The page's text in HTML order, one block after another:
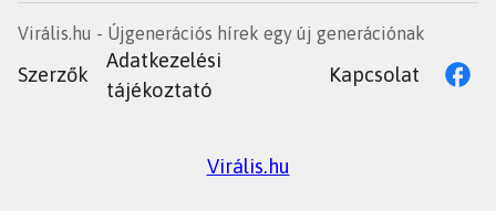
Virális.hu - Újgenerációs hírek egy új generációnak
Szerzők
Adatkezelési
tájékoztató
Kapcsolat
Virális.hu